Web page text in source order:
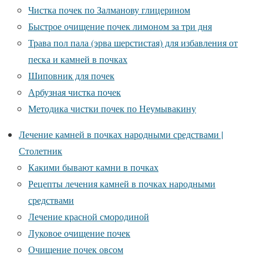
Чистка почек по Залманову глицерином
Быстрое очищение почек лимоном за три дня
Трава пол пала (эрва шерстистая) для избавления от
песка и камней в почках
Шиповник для почек
Арбузная чистка почек
Методика чистки почек по Неумывакину
Лечение камней в почках народными средствами |
Столетник
Какими бывают камни в почках
Рецепты лечения камней в почках народными
средствами
Лечение красной смородиной
Луковое очищение почек
Очищение почек овсом